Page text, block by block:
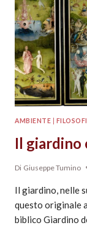
AMBIENTE
Il giardino
Di Giuseppe Tumino
Il giardino, nelle
questo originale
biblico Giardino